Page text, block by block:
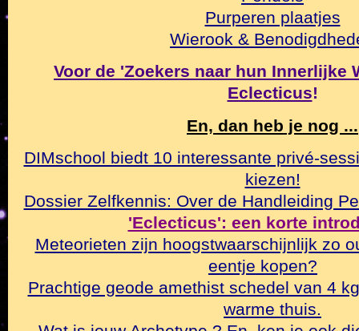
Purperen plaatjes
Wierook &
Voor de 'Zoekers naar hun Innerlijke
Eclecticus!
En, dan heb je nog ...
DIMschool biedt 10 interessante privé-
kiezen!
Dossier Zelfkennis: Over de Handleiding
'Eclecticus': een korte
Meteorieten zijn hoogstwaarschijnlijk zo
eentje kopen?
Prachtige geode amethist schedel van 4
warme thuis.